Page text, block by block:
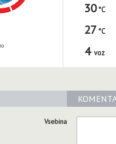
30
27
4 voz
Vsebina